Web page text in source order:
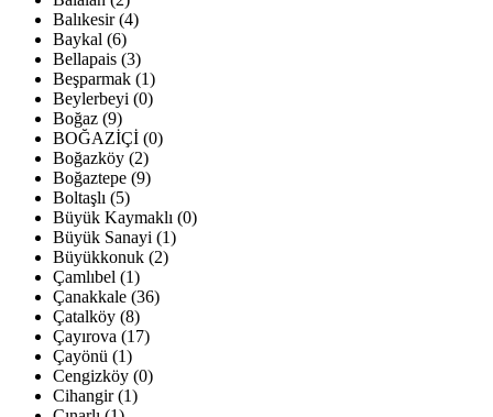
Balıkesir (4)
Baykal (6)
Bellapais (3)
Beşparmak (1)
Beylerbeyi (0)
Boğaz (9)
BOĞAZİÇİ (0)
Boğazköy (2)
Boğaztepe (9)
Boltaşlı (5)
Büyük Kaymaklı (0)
Büyük Sanayi (1)
Büyükkonuk (2)
Çamlıbel (1)
Çanakkale (36)
Çatalköy (8)
Çayırova (17)
Çayönü (1)
Cengizköy (0)
Cihangir (1)